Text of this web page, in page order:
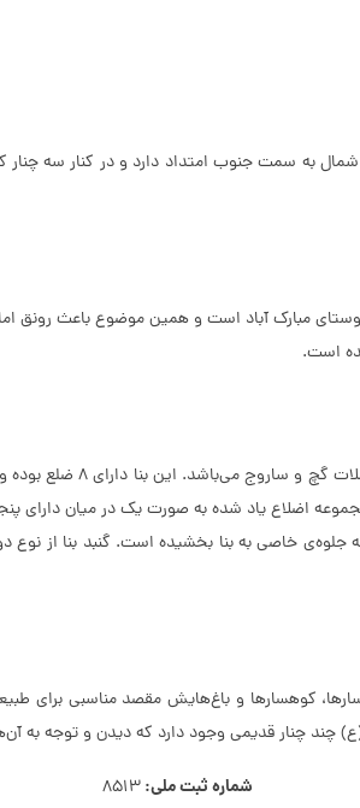
به سمت جنوب امتداد دارد و در کنار سه چنار
است.
در ورودی این بنا در سمت
اضلاع یاد شده به صورت یک در میان دارای
می‌شود، یزدی‌بندی‌های زیبایی‌ وجود دارد که جلوه‌ی خاصی به
کوهسارها و باغ‌هایش مقصد مناسبی برای
(ع) چند چنار قدیمی وجود دارد که دیدن و توجه به
شماره ثبت ملی:8513